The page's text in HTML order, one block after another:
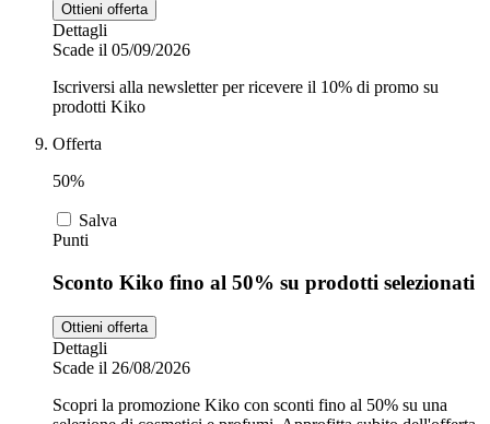
Ottieni offerta
Dettagli
Scade il 05/09/2026
Iscriversi alla newsletter per ricevere il 10% di promo su
prodotti Kiko
Offerta
50%
Salva
Punti
Sconto Kiko fino al 50% su prodotti selezionati
Ottieni offerta
Dettagli
Scade il 26/08/2026
Scopri la promozione Kiko con sconti fino al 50% su una